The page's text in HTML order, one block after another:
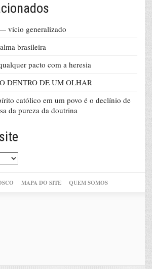
vício generalizado
brasileira
pacto com a heresia
DENTRO DE UM OLHAR
católico em um povo é o declínio de
da pureza da doutrina
MAPA DO SITE QUEM SOMOS